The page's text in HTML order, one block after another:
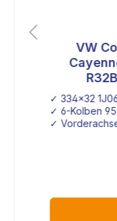
/ 8N0615424C
VW
✓ 334x32
✓ 6-Kolben
✓